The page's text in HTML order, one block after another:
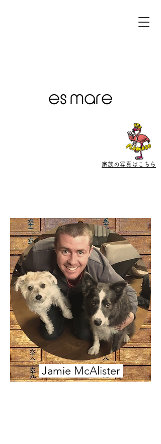
es mare
家族の写真はこちら
Jamie McAlister